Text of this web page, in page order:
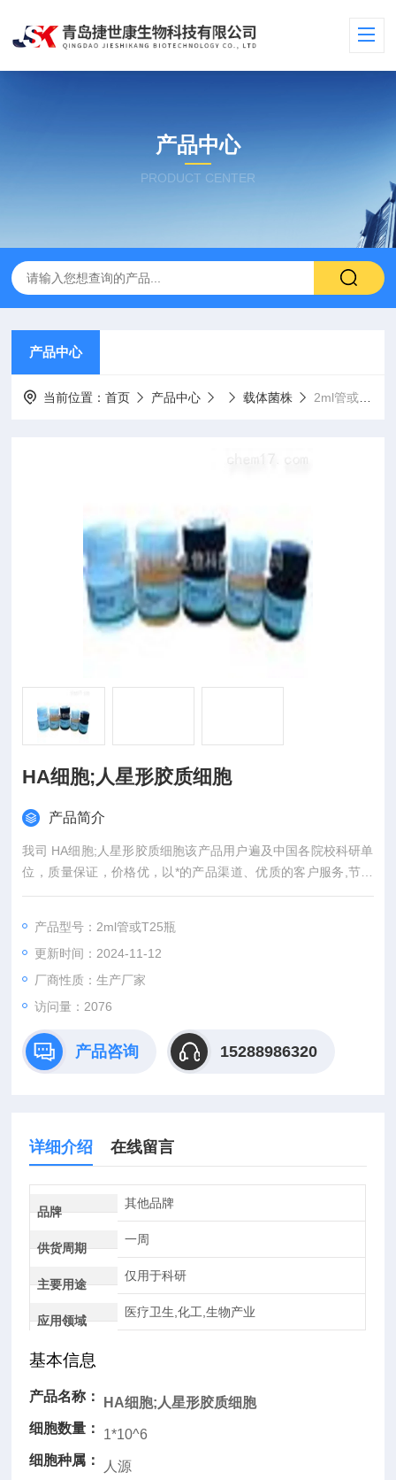
产品中心
PRODUCT CENTER
产品中心
当前位置：首页 产品中心 载体菌株 2ml管或T25瓶HA细胞;人星形胶质细胞
HA细胞;人星形胶质细胞
产品简介
我司 HA细胞;人星形胶质细胞该产品用户遍及中国各院校科研单
位，质量保证，价格优，以*的产品渠道、优质的客户服务,节约
您的每一份经费，欢迎咨询订购。
产品型号：2ml管或T25瓶
更新时间：2024-11-12
厂商性质：生产厂家
访问量：2076
产品咨询 15288986320
详细介绍 在线留言
品牌
其他品牌
供货周期
一周
主要用途
仅用于科研
应用领域
医疗卫生,化工,生物产业
基本信息
产品名称：
HA细胞;人星形胶质细胞
细胞数量：
1*10^6
细胞种属：
人源